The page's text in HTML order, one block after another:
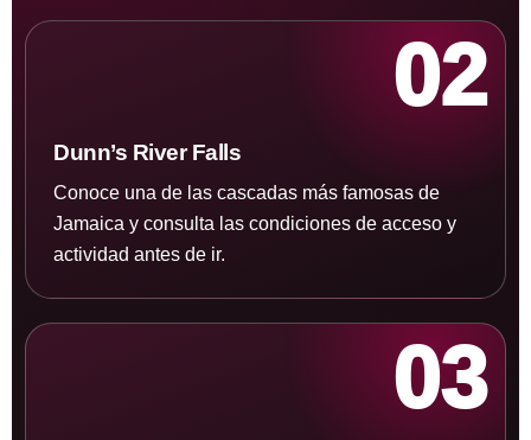
02
Dunn’s River Falls
Conoce una de las cascadas más famosas de
Jamaica y consulta las condiciones de acceso y
actividad antes de ir.
03